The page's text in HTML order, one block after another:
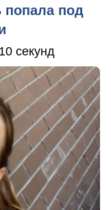
попала под
секунд